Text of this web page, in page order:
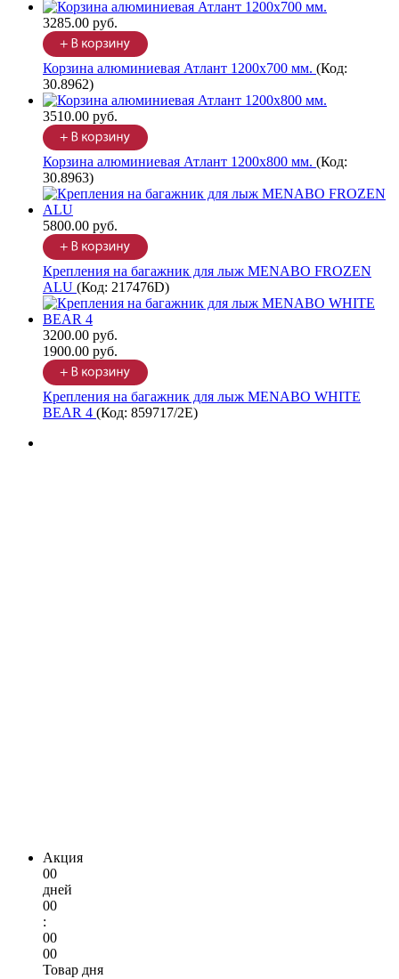
3285.00 руб.
Корзина алюминиевая Атлант 1200х700 мм. (Код:
30.8962)
3510.00 руб.
Корзина алюминиевая Атлант 1200х800 мм. (Код:
30.8963)
5800.00 руб.
Крепления на багажник для лыж MENABO FROZEN
ALU (Код: 217476D)
3200.00 руб.
1900.00 руб.
Крепления на багажник для лыж MENABO WHITE
BEAR 4 (Код: 859717/2Е)
Акция
00
дней
00
:
00
00
Товар дня